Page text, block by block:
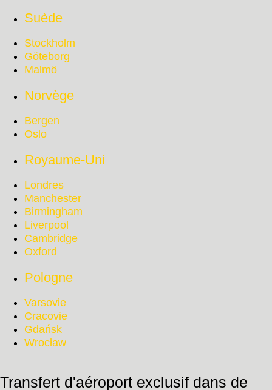
Suède
Stockholm
Göteborg
Malmö
Norvège
Bergen
Oslo
Royaume-Uni
Londres
Manchester
Birmingham
Liverpool
Cambridge
Oxford
Pologne
Varsovie
Cracovie
Gdańsk
Wrocław
Transfert d'aéroport exclusif dans de